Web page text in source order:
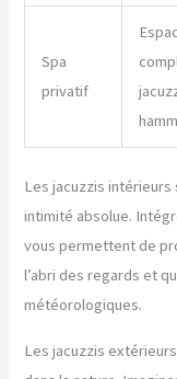
Spa
privatif
Les jacuzzis
intimité absolue.
vous permettent de
l’abri des regards et
météorologiques.
Les jacuzzis